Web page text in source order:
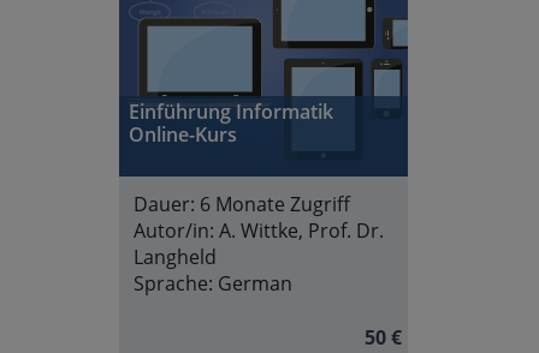
Einführung Informatik
Online-Kurs
Dauer: 6 Monate Zugriff
Autor/in: A. Wittke, Prof. Dr.
Langheld
Sprache: German
50 €